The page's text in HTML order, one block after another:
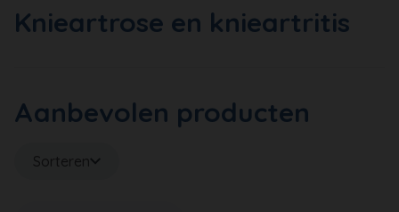
Knieartrose en knieartritis
Aanbevolen producten
Sorteren